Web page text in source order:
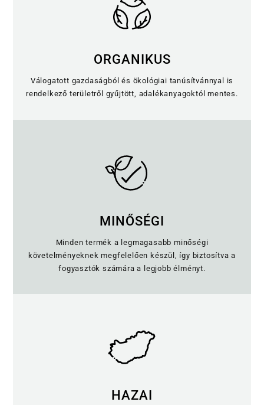
ORGANIKUS
Válogatott gazdaságból és ökológiai tanúsítvánnyal is
rendelkező területről gyűjtött, adalékanyagoktól mentes.
MINŐSÉGI
Minden termék a legmagasabb minőségi
követelményeknek megfelelően készül, így biztosítva a
fogyasztók számára a legjobb élményt.
HAZAI